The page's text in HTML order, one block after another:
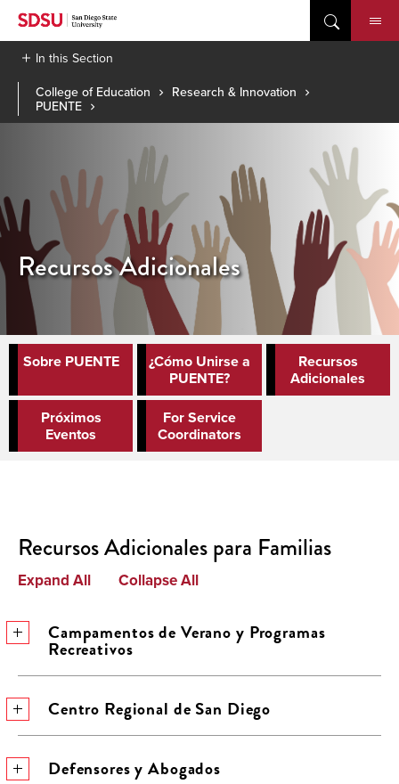
Skip
contentIn this Section
College of Education
Research & Innovation
PUENTE
Recursos Adicionales
Sobre PUENTE
¿Cómo Unirse a
PUENTE?
Recursos
Adicionales
Próximos
Eventos
For Service
Coordinators
Recursos Adicionales para Familias
Expand All Collapse All
Campamentos de Verano y Programas
Recreativos
Centro Regional de San Diego
Defensores y Abogados